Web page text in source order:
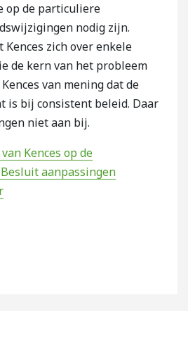
op de particuliere
nodig zijn.
zich over enkele
de kern van het probleem
van mening dat de
is bij consistent beleid. Daar
niet aan bij.
Kences op de
aanpassingen